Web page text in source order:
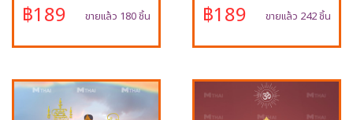
฿189 ขายแล้ว 180 ชิ้น ฿189 ขายแล้ว 242 ชิ้น